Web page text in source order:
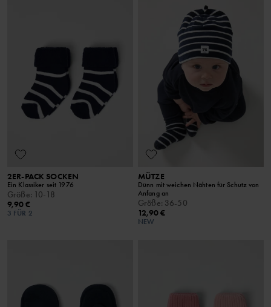
2ER-PACK SOCKEN
Ein Klassiker seit 1976
Größe: 10-18
9,90 €
3 FÜR 2
MÜTZE
Dünn mit weichen Nähten für Schutz von
Anfang an
Größe: 36-50
12,90 €
NEW